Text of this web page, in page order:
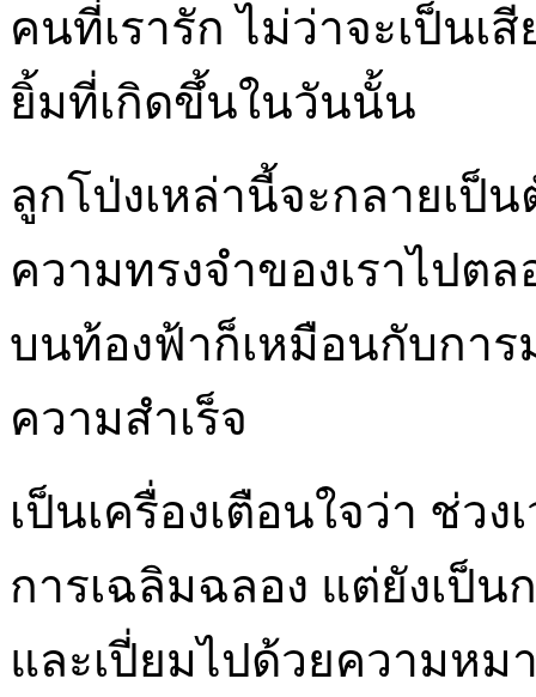
คนที่เรารัก ไม่ว่าจะเป็นเ
ยิ้มที่เกิดขึ้นในวันนั้น
ลูกโป่งเหล่านี้จะกลายเป็
ความทรงจำของเราไปต
บนท้องฟ้าก็เหมือนกับการ
ความสำเร็จ
เป็นเครื่องเตือนใจว่า ช่ว
การเฉลิมฉลอง แต่ยังเป็น
และเปี่ยมไปด้วยความหม